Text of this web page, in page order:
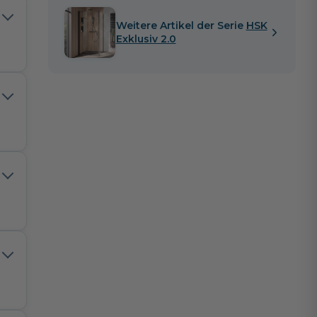
Weitere Artikel der Serie HSK
Exklusiv 2.0